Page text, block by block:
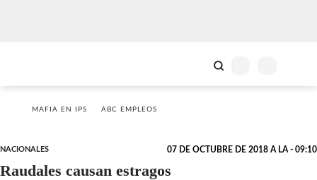
MAFIA EN IPS ABC EMPLEOS
NACIONALES 07 DE OCTUBRE DE 2018 A LA - 09:10
Raudales causan estragos